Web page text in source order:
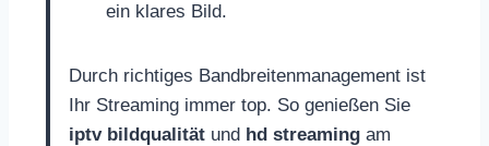
ein klares Bild.
Durch richtiges Bandbreitenmanagement ist
Ihr Streaming immer top. So genießen Sie
iptv bildqualität und hd streaming am